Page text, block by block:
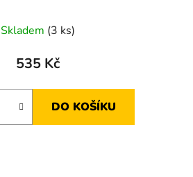
Skladem (3 ks)
535 Kč
DO KOŠÍKU